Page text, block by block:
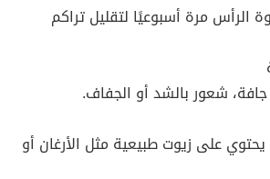
الرأس مرة أسبوعيًا لتقليل تراكم
شعور بالشد أو الجفاف.
على زيوت طبيعية مثل الأرغان أو